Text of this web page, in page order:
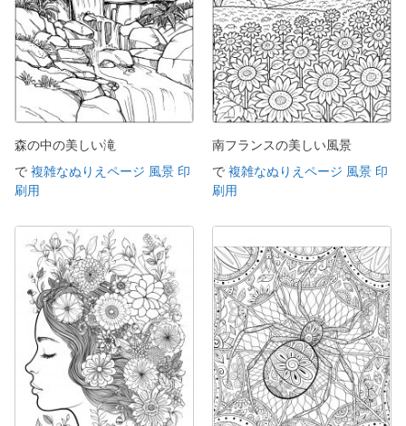
森の中の美しい滝
で 複雑なぬりえページ 風景 印
刷用
南フランスの美しい風景
で 複雑なぬりえページ 風景 印
刷用